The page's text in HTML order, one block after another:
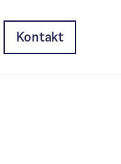
Kontakt